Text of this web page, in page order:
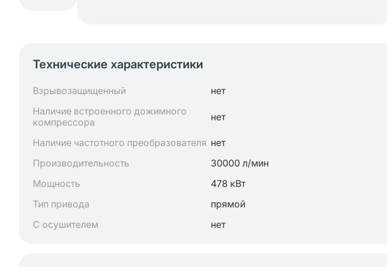
Технические характеристики
Взрывозащищенный нет
Наличие встроенного дожимного
компрессора
нет
Наличие частотного преобразователя нет
Производительность
30000 л/мин
Мощность
478 кВт
Тип привода
прямой
С осушителем
нет